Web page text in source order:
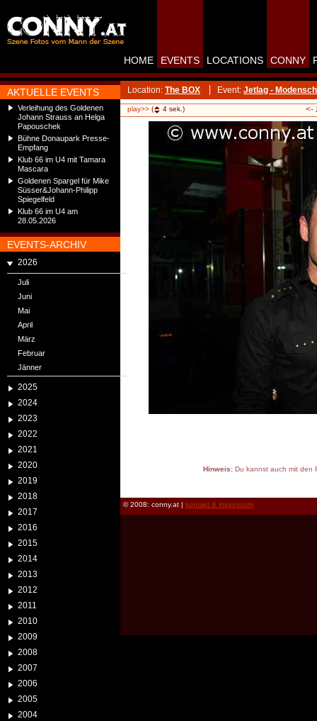
AKTUELLE EVENTS
Verleihung des Goldenen
Johann Strauss an Helga
Papouschek
Bühne Donaupark Presse-
Empfang
Klub 66 im U4 mit Tamara
Mascara
Goldenen Spargel für Mike
Süsser&Johann-Philipp
Spiegelfeld
Klub 66 im U4 am
28.05.2026
EVENTS-ARCHIV
2026
Juli
Juni
Mai
April
März
Februar
Jänner
2025
2024
2023
2022
2021
2020
2019
2018
2017
2016
2015
2014
2013
2012
2011
2010
2009
2008
2007
2006
2005
2004
HOME EVENTS LOCATIONS CONNY
Location: The BOX Event: Jetlag -
play>> ( 4 sek.) <-
Hinweis:Du kannst auch mit den
© 2008: conny.at | kontakt & impressum